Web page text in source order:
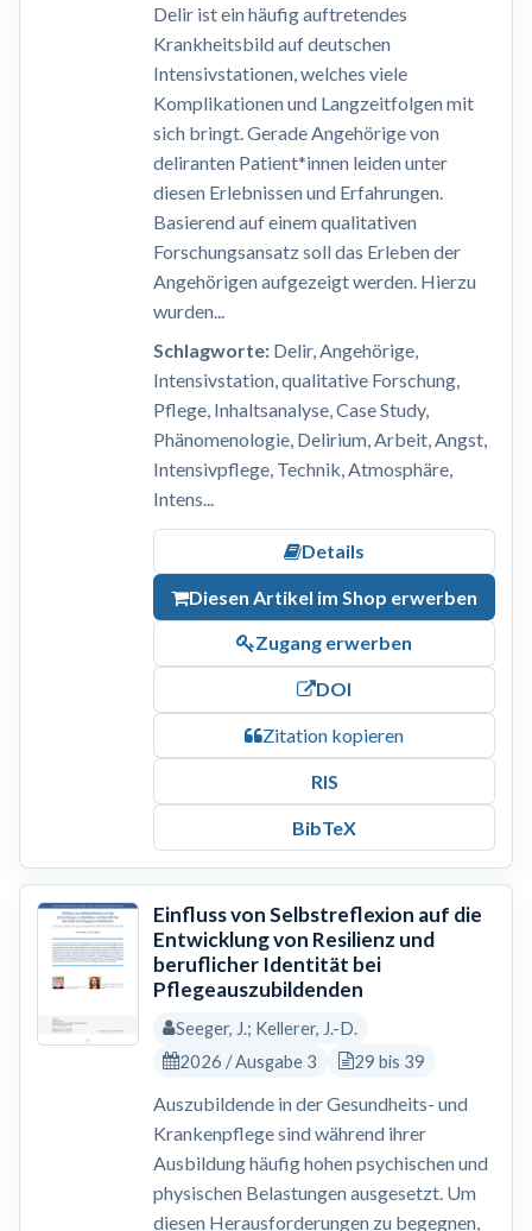
Delir ist ein häufig auftretendes
Krankheitsbild auf deutschen
Intensivstationen, welches viele
Komplikationen und Langzeitfolgen mit
sich bringt. Gerade Angehörige von
deliranten Patient*innen leiden unter
diesen Erlebnissen und Erfahrungen.
Basierend auf einem qualitativen
Forschungsansatz soll das Erleben der
Angehörigen aufgezeigt werden. Hierzu
wurden...
Schlagworte:Delir, Angehörige,
Intensivstation, qualitative Forschung,
Pflege, Inhaltsanalyse, Case Study,
Phänomenologie, Delirium, Arbeit, Angst,
Intensivpflege, Technik, Atmosphäre,
Intens...
Details
Diesen Artikel im Shop erwerben
Zugang erwerben
DOI
Zitation kopieren
RIS
BibTeX
Einfluss von Selbstreflexion auf die
Entwicklung von Resilienz und
beruflicher Identität bei
Pflegeauszubildenden
Seeger, J.; Kellerer, J.-D.
2026 / Ausgabe 3
29 bis 39
Auszubildende in der Gesundheits- und
Krankenpflege sind während ihrer
Ausbildung häufig hohen psychischen und
physischen Belastungen ausgesetzt. Um
diesen Herausforderungen zu begegnen,